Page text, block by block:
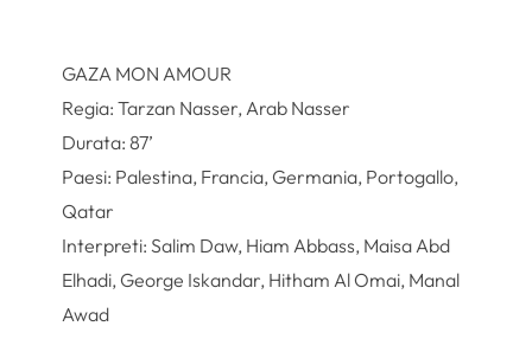
GAZA MON AMOUR
Regia: Tarzan Nasser, Arab Nasser
Durata: 87’
Paesi: Palestina, Francia, Germania, Portogallo,
Qatar
Interpreti: Salim Daw, Hiam Abbass, Maisa Abd
Elhadi, George Iskandar, Hitham Al Omai, Manal
Awad